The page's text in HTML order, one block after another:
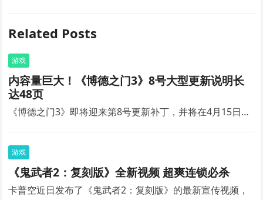
Related Posts
游戏
内容量巨大！《博德之门3》8号大型更新说明长
达48页
《博德之门3》即将迎来第8号更新补丁，并将在4月15日…
游戏
《鬼武者2：复刻版》全新视频 超爽连锁必杀
卡普空近日发布了《鬼武者2：复刻版》的最新宣传视频，